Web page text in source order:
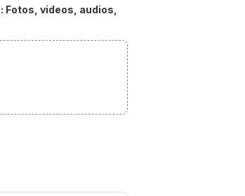
videos, audios,